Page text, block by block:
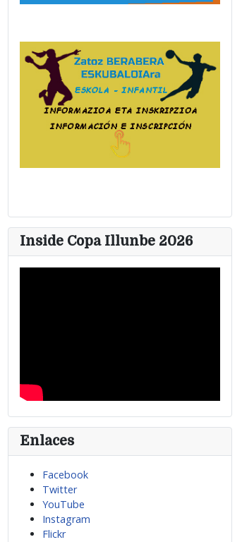
Inside Copa Illunbe 2026
Enlaces
Facebook
Twitter
YouTube
Instagram
Flickr